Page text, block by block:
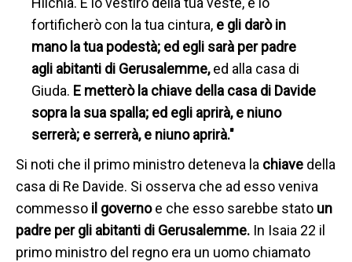
fortificherò con la tua cintura, e gli darò in
mano la tua podestà; ed egli sarà per padre
agli abitanti di Gerusalemme,ed alla casa di
Giuda. E metterò la chiave della casa di Davide
sopra la sua spalla; ed egli aprirà, e niuno
serrerà; e serrerà, e niuno aprirà."
Si noti che il primo ministro deteneva la chiave della
casa di Re Davide. Si osserva che ad esso veniva
commesso il governoe che esso sarebbe stato un
padre per gli abitanti di Gerusalemme. In Isaia 22 il
primo ministro del regno era un uomo chiamato